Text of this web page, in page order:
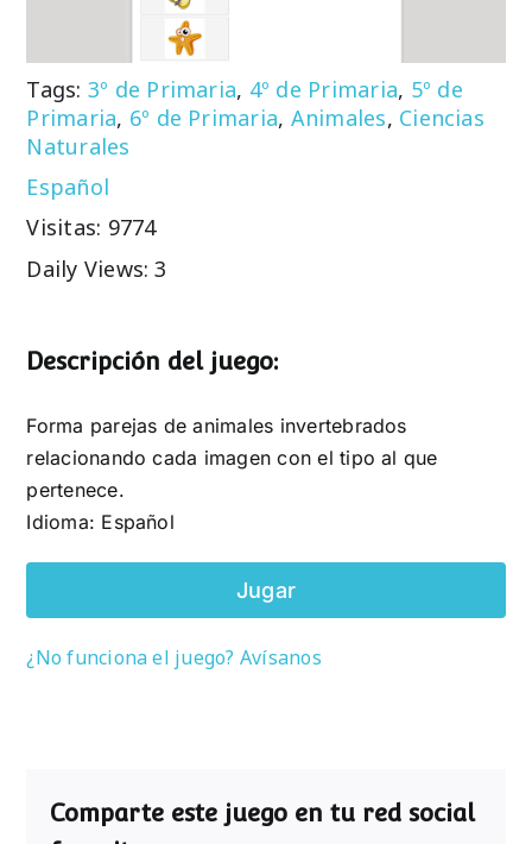
Tags: 3º de Primaria, 4º de Primaria, 5º de
Primaria, 6º de Primaria, Animales, Ciencias
Naturales
Español
Visitas: 9774
Daily Views: 3
Descripción del juego:
Forma parejas de animales invertebrados
relacionando cada imagen con el tipo al que
pertenece.
Idioma: Español
Jugar
¿No funciona el juego? Avísanos
Comparte este juego en tu red social